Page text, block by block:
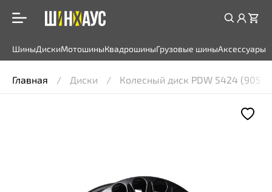
ШиныДискиМотошиныКвадрошиныГрузовые шиныАксессуары
Главная Диски Колесный диск PDW 5424 (9059)